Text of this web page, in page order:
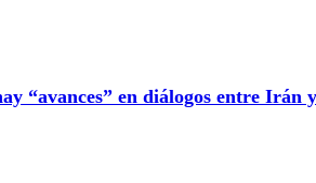
“avances” en diálogos entre Irán